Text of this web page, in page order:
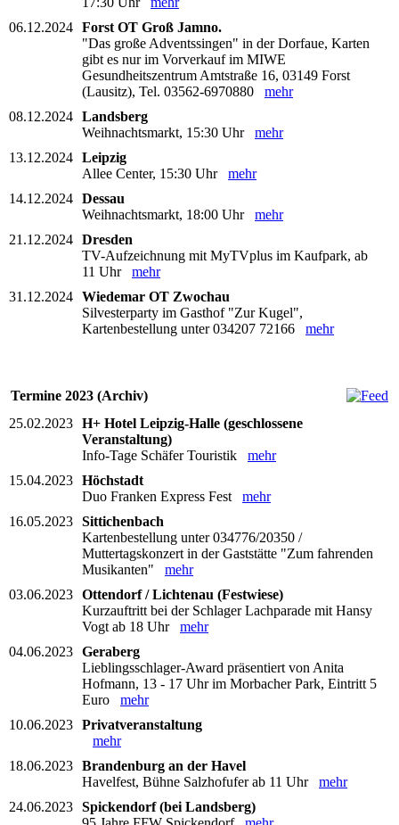
06.12.2024 Forst OT Groß Jamno.
"Das große Adventssingen" in der Dorfaue, Karten
gibt es nur im Vorverkauf im MIWE
Gesundheitszentrum Amtstraße 16, 03149 Forst
(Lausitz), Tel. 03562-6970880 mehr
08.12.2024 Landsberg
Weihnachtsmarkt, 15:30 Uhr mehr
13.12.2024 Leipzig
Allee Center, 15:30 Uhr mehr
14.12.2024 Dessau
Weihnachtsmarkt, 18:00 Uhr mehr
21.12.2024 Dresden
TV-Aufzeichnung mit MyTVplus im Kaufpark, ab
11 Uhr mehr
31.12.2024 Wiedemar OT Zwochau
Silvesterparty im Gasthof "Zur Kugel",
Kartenbestellung unter 034207 72166 mehr
Termine 2023 (Archiv)
25.02.2023 H+ Hotel Leipzig-Halle (geschlossene
Veranstaltung)
Info-Tage Schäfer Touristik mehr
15.04.2023 Höchstadt
Duo Franken Express Fest mehr
16.05.2023 Sittichenbach
Kartenbestellung unter 034776/20350 /
Muttertagskonzert in der Gaststätte "Zum fahrenden
Musikanten" mehr
03.06.2023 Ottendorf / Lichtenau (Festwiese)
Kurzauftritt bei der Schlager Lachparade mit Hansy
Vogt ab 18 Uhr mehr
04.06.2023 Geraberg
Lieblingsschlager-Award präsentiert von Anita
Hofmann, 13 - 17 Uhr im Morbacher Park, Eintritt 5
Euro mehr
10.06.2023 Privatveranstaltung
mehr
18.06.2023 Brandenburg an der Havel
Havelfest, Bühne Salzhofufer ab 11 Uhr mehr
24.06.2023 Spickendorf (bei Landsberg)